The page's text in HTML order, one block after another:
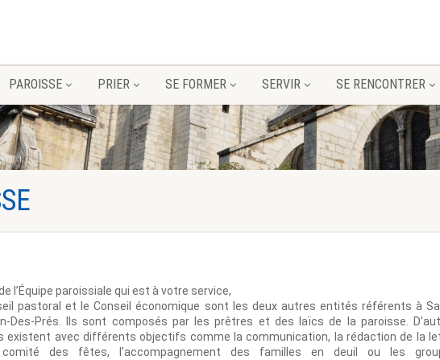
PAROISSE PRIER SE FORMER SERVIR SE RENCONTRER
l’Équipe paroissiale qui est à votre service,
pastoral et le Conseil économique sont les deux autres entités référents à
Des-Prés. Ils sont composés par les prêtres et des laïcs de la paroisse.
existent avec différents objectifs comme la communication, la rédaction de la
des fêtes, l’accompagnement des familles en deuil ou les